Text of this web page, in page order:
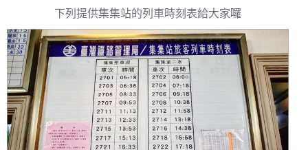
下列提供集集站的列車時刻表給大家囉